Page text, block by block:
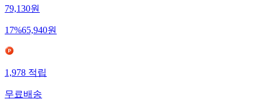
79,130원
17%65,940원
1,978적립
무료배송